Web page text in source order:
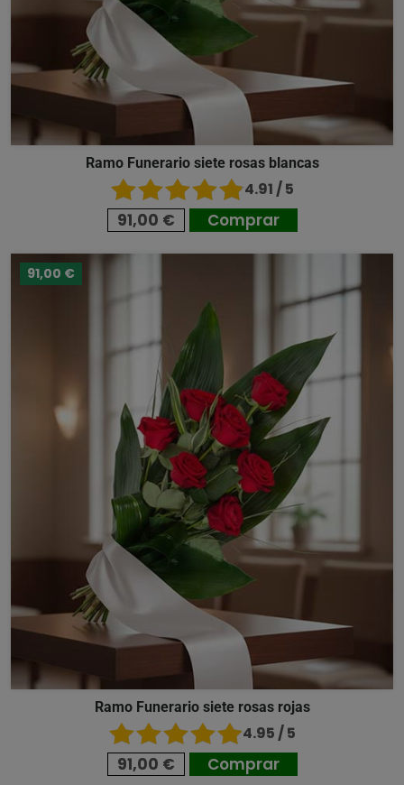
Ramo Funerario siete rosas blancas
4.91 / 5
91,00 € Comprar
91,00 €
Ramo Funerario siete rosas rojas
4.95 / 5
91,00 € Comprar